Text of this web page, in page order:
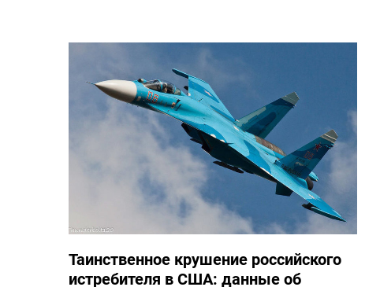
Таинственное крушение российского
истребителя в США: данные об